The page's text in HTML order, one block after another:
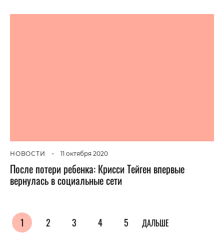
НОВОСТИ • 11 октября 2020
После потери ребенка: Крисси Тейген впервые
вернулась в социальные сети
1 2 3 4 5 ДАЛЬШЕ